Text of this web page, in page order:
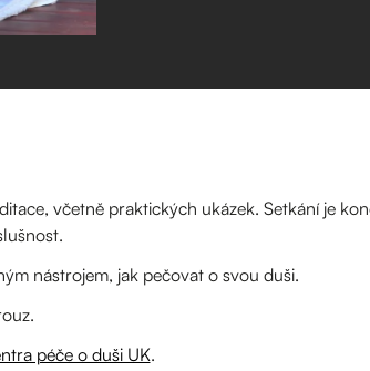
včetně praktických ukázek. Setkání je
nástrojem, jak pečovat o svou duši.
péče o duši UK.